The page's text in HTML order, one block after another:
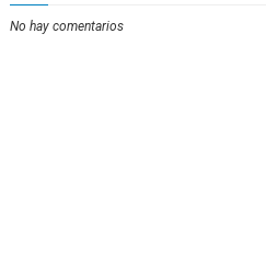
No hay comentarios